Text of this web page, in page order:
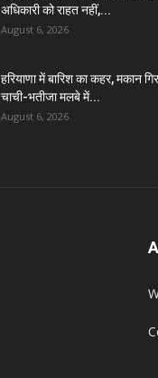
अधिकारी को राहत नहीं,...
August 6, 2026
हरियाणा में बारिश का कहर, मकान
चाची-भतीजा मलबे में...
August 6, 2026